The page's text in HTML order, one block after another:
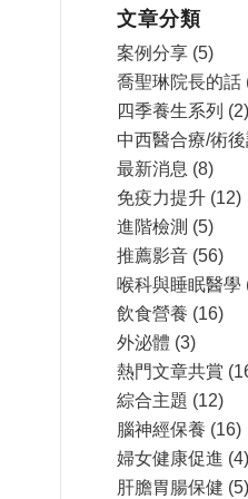
文章分類
案例分享 (5)
喬聖琳院長的話
四季養生系列 (2)
中西醫合療/術
最新消息 (8)
免疫力提升 (12)
進階檢測 (5)
推薦影音 (56)
喉科與睡眠醫學
飲食營養 (16)
外泌體 (3)
熱門文章共賞
綜合主題 (12)
腦神經保養 (16)
婦女健康促進 (4)
肝膽胃腸保健 (5)